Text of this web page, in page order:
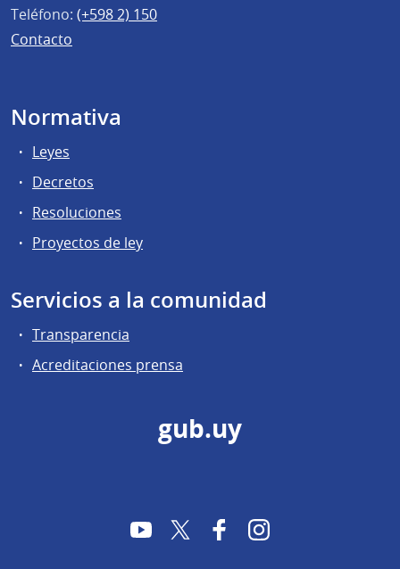
Teléfono: (+598 2) 150
Contacto
Normativa
Leyes
Decretos
Resoluciones
Proyectos de ley
Servicios a la comunidad
Transparencia
Acreditaciones prensa
gub.uy
YouTubeTwitter FacebookInstagram